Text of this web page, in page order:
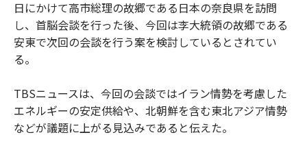
日にかけて高市総理の故郷である日本の奈良県を訪問
し、首脳会談を行った後、今回は李大統領の故郷である
安東で次回の会談を行う案を検討しているとされてい
る。
TBSニュースは、今回の会談ではイラン情勢を考慮した
エネルギーの安定供給や、北朝鮮を含む東北アジア情勢
などが議題に上がる見込みであると伝えた。